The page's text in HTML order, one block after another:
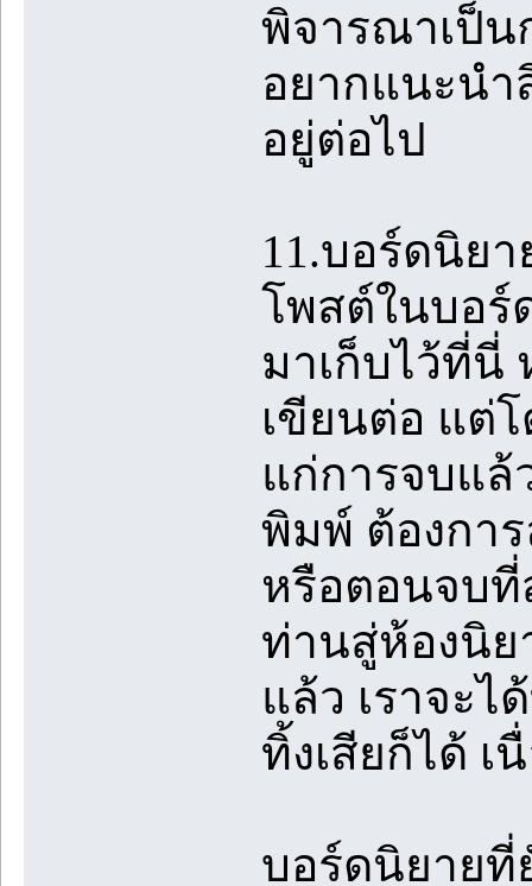
พิจารณาเป็น
อยากแนะนำ
อยู่ต่อไป
11.บอร์ดนิย
โพสต์ในบอร์
มาเก็บไว้ที่นี่
เขียนต่อ แต่
แก่การจบแล้
พิมพ์ ต้องกา
หรือตอนจบที่
ท่านสู่ห้องนิย
แล้ว เราจะ
ทิ้งเสียก็ได้ เ
บอร์ดนิยายที่